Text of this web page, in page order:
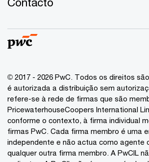
© 2017 - 2026 PwC. Todos os direitos
é autorizada a distribuição sem
refere-se à rede de firmas que são
PricewaterhouseCoopers International
conforme o contexto, à firma individual
firmas PwC. Cada firma membro é uma
independente e não actua como agente
qualquer outra firma membro. A PwCIL